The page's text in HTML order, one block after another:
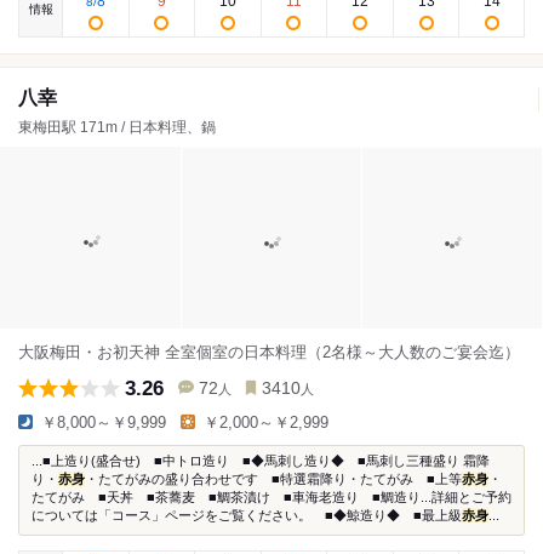
情報
八幸
東梅田駅 171m / 日本料理、鍋
大阪梅田・お初天神 全室個室の日本料理（2名様～大人数のご宴会迄）
3.26 72 人 3410 人
￥8,000～￥9,999 ￥2,000～￥2,999
...■上造り(盛合せ) ■中トロ造り ■◆馬刺し造り◆ ■馬刺し三種盛り 霜降
り・ 赤身 ・たてがみの盛り合わせです ■特選霜降り・たてがみ ■上等赤身 ・
たてがみ ■天丼 ■茶蕎麦 ■鯛茶漬け ■車海老造り ■鯛造り...詳細とご予約
については「コース」ページをご覧ください。 ■◆鯨造り◆ ■最上級赤身